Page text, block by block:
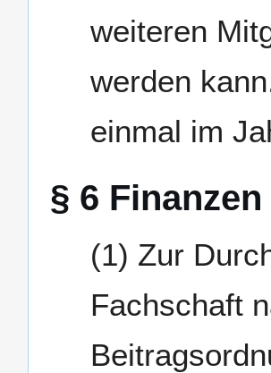
weiteren
werden
einmal im
§ 6
Zur
Fachschaft